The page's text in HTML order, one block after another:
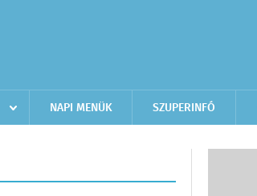
NAPI MENÜK SZUPERINFÓ